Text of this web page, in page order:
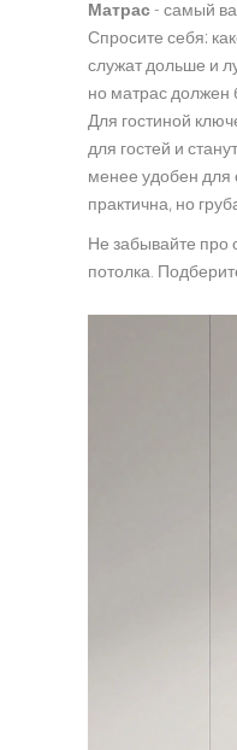
Матрас- самый
Спросите себя:
служат дольше и
но матрас должен
Для гостиной
для гостей и
менее удобен для
практична, но
Не забывайте про
потолка.